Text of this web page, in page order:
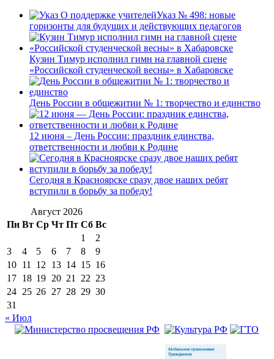
Указ № 498: новые
горизонты для будущих и действующих педагогов
Кузин Тимур исполнил гимн на главной сцене
«Российской студенческой весны» в Хабаровске
День России в общежитии № 1: творчество и единство
12 июня – День России: праздник единства,
ответственности и любви к Родине
Сегодня в Красноярске сразу двое наших ребят
вступили в борьбу за победу!
Август 2026
Пн Вт Ср Чт Пт Сб Вс
1
2
3
4 5 6 7 8
9
10 11 12 13 14 15 16
17 18 19 20 21 22 23
24 25 26 27 28 29 30
31
« Июл